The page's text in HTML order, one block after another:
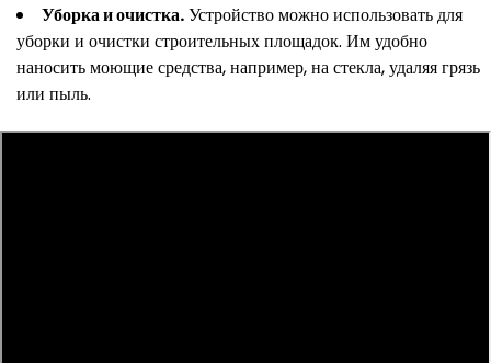
Уборка и очистка.Устройство можно использовать для
уборки и очистки строительных площадок. Им удобно
наносить моющие средства, например, на стекла, удаляя грязь
или пыль.